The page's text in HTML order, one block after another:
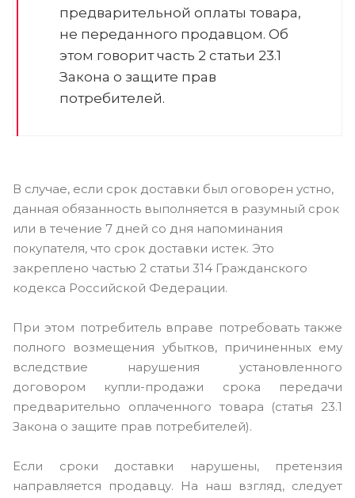
предварительной оплаты товара,
не переданного продавцом. Об
этом говорит часть 2 статьи 23.1
Закона о защите прав
потребителей.
В случае, если срок доставки был оговорен устно,
данная обязанность выполняется в разумный срок
или в течение 7 дней со дня напоминания
покупателя, что срок доставки истек. Это
закреплено частью 2 статьи 314 Гражданского
кодекса Российской Федерации.
При этом потребитель вправе потребовать также
полного возмещения убытков, причиненных ему
вследствие нарушения установленного
договором купли-продажи срока передачи
предварительно оплаченного товара (статья 23.1
Закона о защите прав потребителей).
Если сроки доставки нарушены, претензия
направляется продавцу. На наш взгляд, следует